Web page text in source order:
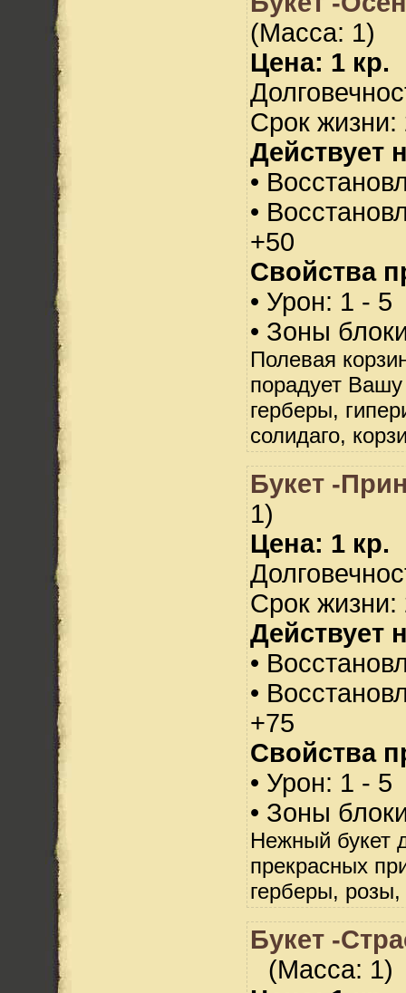
(Масса: 1)
Цена: 1 кр.
Срок жизни:
Действует
•
•
+50
Свойства
• Урон: 1 - 5
• Зоны
Полевая
порадует
герберы,
солидаго,
Букет -
1)
Цена: 1 кр.
Срок жизни:
Действует
•
•
+75
Свойства
• Урон: 1 - 5
• Зоны
Нежный букет
прекрасных
герберы,
Букет -
(Масса: 1)